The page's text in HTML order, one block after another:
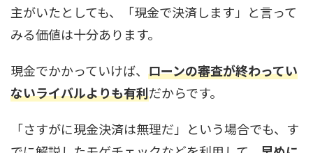
主がいたとしても、「現金で決済します」と言って
みる価値は十分あります。
現金でかかっていけば、 ローンの審査が終わってい
ないライバルよりも有利だからです。
「さすがに現金決済は無理だ」という場合でも、す